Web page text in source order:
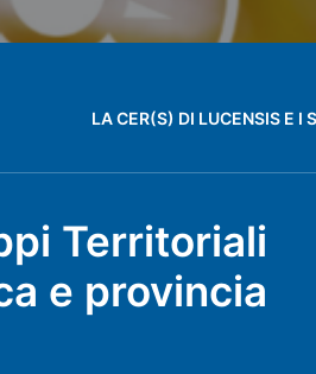
LA CER(S) DI LUCENSIS E I
Territoriali
e provincia